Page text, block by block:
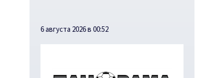
6 августа 2026 в 00:52